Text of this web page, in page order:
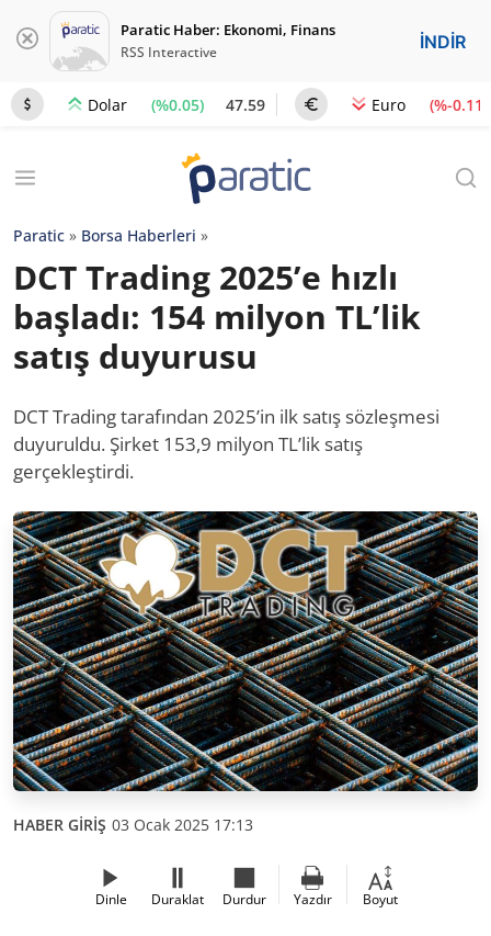
Paratic Haber: Ekonomi, Finans
RSS Interactive İNDİR
Dolar (%0.05) 47.59 Euro (%-0.11)
Paratic » Borsa Haberleri »
DCT Trading 2025’e hızlı
başladı: 154 milyon TL’lik
satış duyurusu
DCT Trading tarafından 2025’in ilk satış sözleşmesi
duyuruldu. Şirket 153,9 milyon TL’lik satış
gerçekleştirdi.
HABER GİRİŞ 03 Ocak 2025 17:13
Dinle Duraklat Durdur Yazdır Boyut